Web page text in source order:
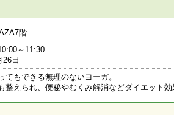
階
～11:30
26日
てもできる無理のないヨーガ。
整えられ、便秘やむくみ解消などダイエット